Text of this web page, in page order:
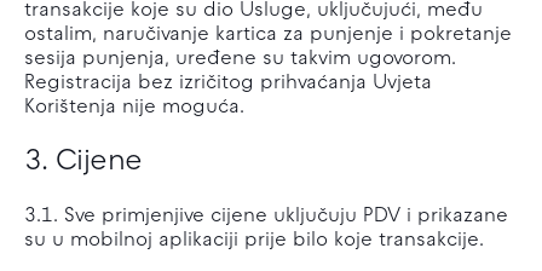
transakcije koje su dio Usluge, uključujući, među
ostalim, naručivanje kartica za punjenje i pokretanje
sesija punjenja, uređene su takvim ugovorom.
Registracija bez izričitog prihvaćanja Uvjeta
Korištenja nije moguća.
3. Cijene
3.1. Sve primjenjive cijene uključuju PDV i prikazane
su u mobilnoj aplikaciji prije bilo koje transakcije.